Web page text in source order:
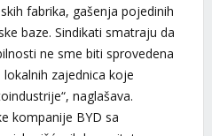
fabrika, gašenja pojedinih
baze. Sindikati smatraju da
ne sme biti sprovedena
zajednica koje
naglašava.
kompanije BYD sa